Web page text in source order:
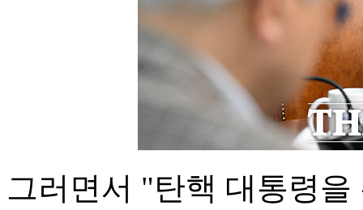
그러면서 "탄핵 대통령